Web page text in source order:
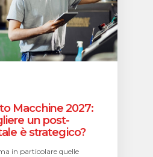
post-
vendita
digitale
è
strategico?
Macchine 2027:
un post-
è strategico?
in particolare quelle